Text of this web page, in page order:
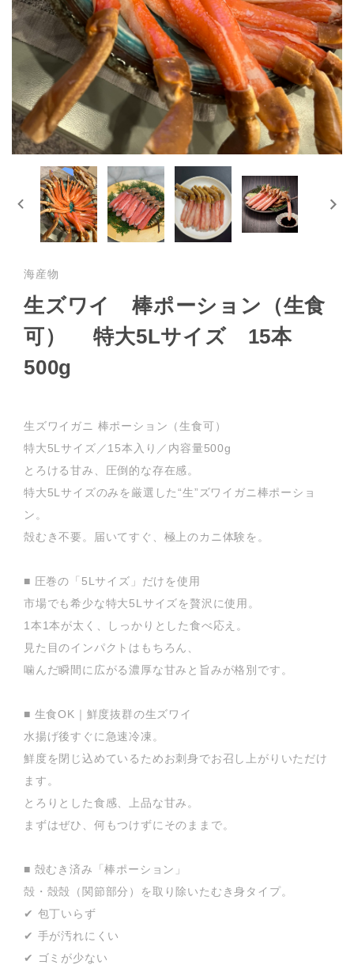
海産物
生ズワイ 棒ポーション（生食
可） 特大5Lサイズ 15本
500g
生ズワイガニ 棒ポーション（生食可）
特大5Lサイズ／15本入り／内容量500g
とろける甘み、圧倒的な存在感。
特大5Lサイズのみを厳選した“生”ズワイガニ棒ポーショ
ン。
殻むき不要。届いてすぐ、極上のカニ体験を。
■ 圧巻の「5Lサイズ」だけを使用
市場でも希少な特大5Lサイズを贅沢に使用。
1本1本が太く、しっかりとした食べ応え。
見た目のインパクトはもちろん、
噛んだ瞬間に広がる濃厚な甘みと旨みが格別です。
■ 生食OK｜鮮度抜群の生ズワイ
水揚げ後すぐに急速冷凍。
鮮度を閉じ込めているためお刺身でお召し上がりいただけ
ます。
とろりとした食感、上品な甘み。
まずはぜひ、何もつけずにそのままで。
■ 殻むき済み「棒ポーション」
殻・殻殻（関節部分）を取り除いたむき身タイプ。
✔ 包丁いらず
✔ 手が汚れにくい
✔ ゴミが少ない